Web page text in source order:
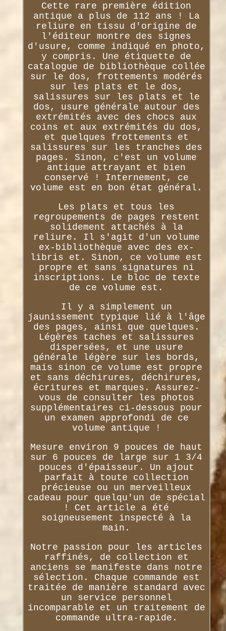
Cette rare première édition
antique a plus de 112 ans ! La
reliure en tissu d'origine de
l'éditeur montre des signes
d'usure, comme indiqué en photo,
y compris. Une étiquette de
catalogue de bibliothèque collée
sur le dos, frottements modérés
sur les plats et le dos,
salissures sur les plats et le
dos, usure générale autour des
extrémités avec des chocs aux
coins et aux extrémités du dos,
et quelques frottements et
salissures sur les tranches des
pages. Sinon, c'est un volume
antique attrayant et bien
conservé ! Internement, ce
volume est en bon état général.
Les plats et tous les
regroupements de pages restent
solidement attachés à la
reliure. Il s'agit d'un volume
ex-bibliothèque avec des ex-
libris et. Sinon, ce volume est
propre et sans signatures ni
inscriptions. Le bloc de texte
de ce volume est.
Il y a simplement un
jaunissement typique lié à l'âge
des pages, ainsi que quelques.
Légères taches et salissures
dispersées, et une usure
générale légère sur les bords,
mais sinon ce volume est propre
et sans déchirures, déchirures,
écritures et marques. Assurez-
vous de consulter les photos
supplémentaires ci-dessous pour
un examen approfondi de ce
volume antique !
Mesure environ 9 pouces de haut
sur 6 pouces de large sur 1 3/4
pouces d'épaisseur. Un ajout
parfait à toute collection
précieuse ou un merveilleux
cadeau pour quelqu'un de spécial
! Cet article a été
soigneusement inspecté à la
main.
Notre passion pour les articles
raffinés, de collection et
anciens se manifeste dans notre
sélection. Chaque commande est
traitée de manière standard avec
un service personnel
incomparable et un traitement de
commande ultra-rapide.